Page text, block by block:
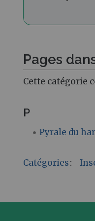
Pages
Cette catégorie
P
Pyrale du
Catégories: